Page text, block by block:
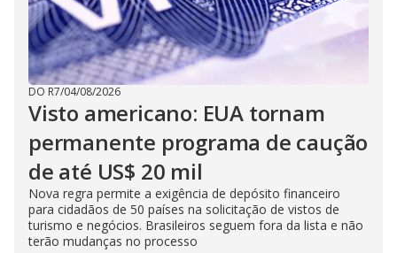
DO R7/04/08/2026
Visto americano: EUA tornam
permanente programa de caução
de até US$ 20 mil
Nova regra permite a exigência de depósito financeiro
para cidadãos de 50 países na solicitação de vistos de
turismo e negócios. Brasileiros seguem fora da lista e não
terão mudanças no processo